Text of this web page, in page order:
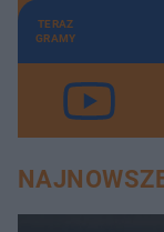
TERAZ
GRAMY